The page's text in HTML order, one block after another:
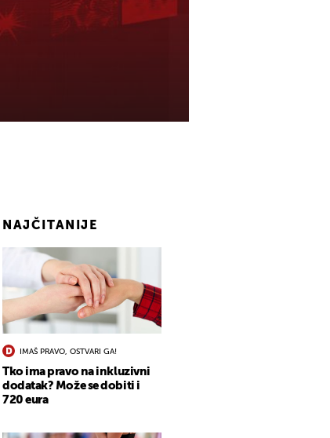
NAJČITANIJE
IMAŠ PRAVO, OSTVARI GA!
Tko ima pravo na inkluzivni
dodatak? Može se dobiti i
720 eura